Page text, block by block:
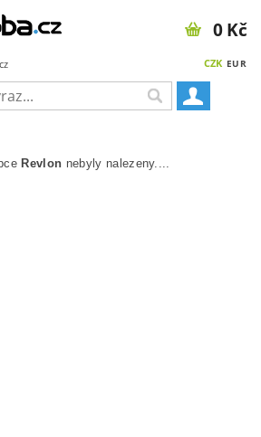
CZK EUR
0 Kč
Revlon nebyly nalezeny....